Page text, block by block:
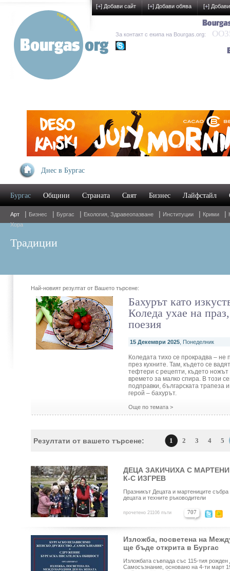
Днес в Бургас
Бургас Общини Страната Свят Бизнес Лайфстайл
Арт | Бизнес | Бургас | Екология, Здравеопазване | Институции | Крими |
Хора
Традиции
Най-новият резултат от Вашето търсене:
Бахурът като
Коледа ухае на
поезия
15 Декември 2025 , Понеделник
Коледата тихо се прокрадва – не
през кухните. Там, където се
тефтери с рецепти, където ножът
времето за малко спира. В този
подправки, българската трапеза
герой – бахурът.
Още по темата >
Резултати от вашето търсене: 1 2 3 4 5
ДЕЦА ЗАКИЧИХА С
К-С ИЗГРЕВ
Празникът Децата и мартениците
децата и техните ръководители
прочетено 21106 пъти 707
Изложба, посветена на
ще бъде открита в Бургас
Изложбата съвпада със 115-тия
Самосъзнание, основано на 4-ти март
[+] Добави сайт [+] Добави обява [+]
За контакт с екипа на Bourgas.org: